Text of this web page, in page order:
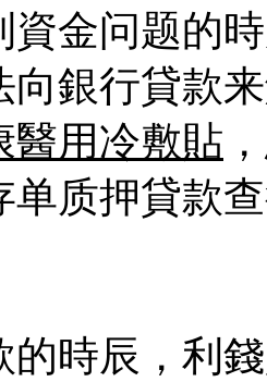
資金问题的
向銀行貸款
醫用冷敷貼
单质押貸款
的時辰，利